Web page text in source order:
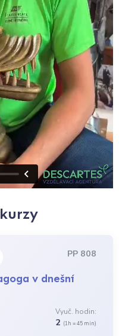
PP 808
v dnešní
Vyuč. hodin:
2 (1h = 45 min)